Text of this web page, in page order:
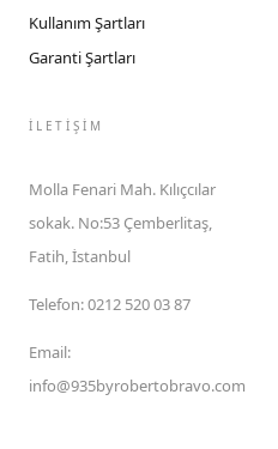
Kullanım Şartları
Garanti Şartları
İLETIŞIM
Molla Fenari Mah. Kılıçcılar
sokak. No:53 Çemberlitaş,
Fatih, İstanbul
Telefon:0212 520 03 87
Email:
info@935byrobertobravo.com